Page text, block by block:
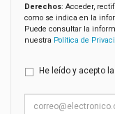
Derechos: Acceder,
como se indica en la
Puede consultar la
nuestra Política de
He leído y acepto la